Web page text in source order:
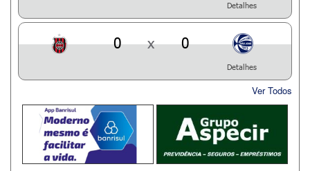
Detalhes
0 x 0
Detalhes
Ver Todos